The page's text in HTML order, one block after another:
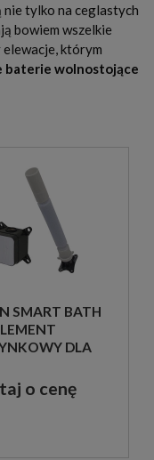
tylko na ceglastych
bowiem wszelkie
którym
baterie wolnostojące
SMART BATH
DLA
o cenę